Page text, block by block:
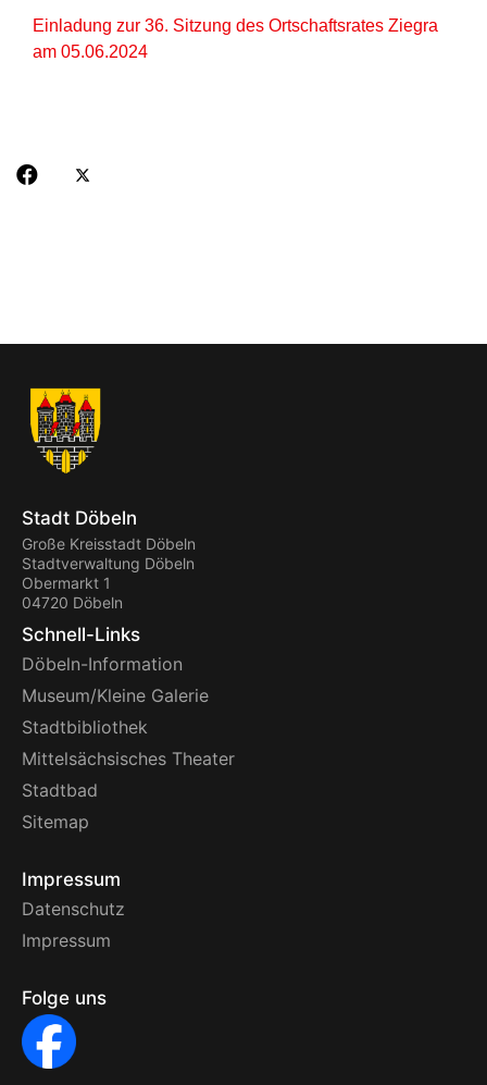
Einladung zur 36. Sitzung des Ortschaftsrates Ziegra
am 05.06.2024
Stadt Döbeln
Große Kreisstadt Döbeln
Stadtverwaltung Döbeln
Obermarkt 1
04720 Döbeln
Schnell-Links
Döbeln-Information
Museum/Kleine Galerie
Stadtbibliothek
Mittelsächsisches Theater
Stadtbad
Sitemap
Impressum
Datenschutz
Impressum
Folge uns